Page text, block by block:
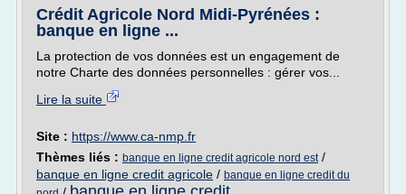
Crédit Agricole Nord Midi-Pyrénées :
banque en ligne ...
La protection de vos données est un engagement de
notre Charte des données personnelles : gérer vos...
Lire la suite
Site : https://www.ca-nmp.fr
Thèmes liés : banque en ligne credit agricole nord est/
banque en ligne credit agricole / banque en ligne credit du